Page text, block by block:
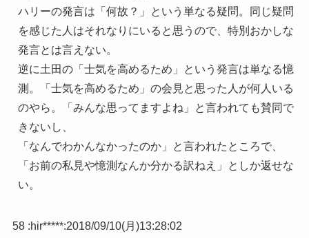
ハリーの発言は「何故？」という単なる疑問。同じ疑問
を感じた人はそれなりにいると思うので、特別おかしな
発言とは言えない。
逆に土田の「士気を高めるため」という発言は単なる憶
測。「士気を高めるため」の会見と思った人が何人いる
のやら。「みんな思ってますよね」と言われても賛同で
きないし、
「なんでわかんなかったのか」と言われたところで、
「お前の私見や憶測なんか分かる訳ねえ」としか返せな
い。
58 :hir*****:2018/09/10(月)13:28:02